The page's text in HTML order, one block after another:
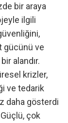
bir araya
ilgili
gücünü ve
alandır.
krizler,
ve tedarik
daha gösterdi
çok